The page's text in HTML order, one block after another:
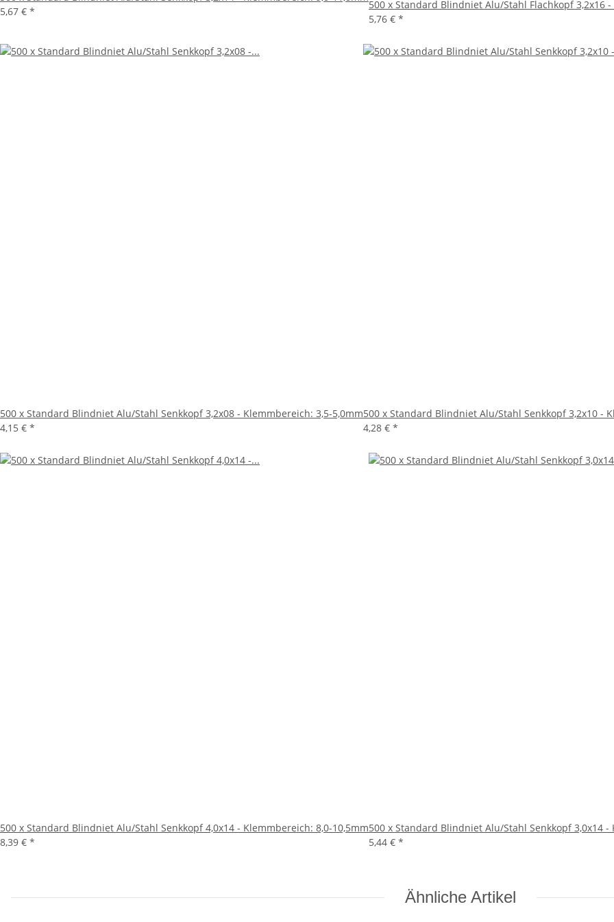
5,67 € *
500 x Standard Blindniet Alu/Stahl Flachkopf 3,2x16
5,76 € *
500 x Standard Blindniet Alu/Stahl Senkkopf 3,2x08 - Klemmbereich: 3,5-5,0mm
4,15 € *
500 x Standard Blindniet Alu/Stahl Senkkopf 3,2x10 -
4,28 € *
500 x Standard Blindniet Alu/Stahl Senkkopf 4,0x14 - Klemmbereich: 8,0-10,5mm
8,39 € *
500 x Standard Blindniet Alu/Stahl Senkkopf 3,0x14 -
5,44 € *
Ähnliche Artikel